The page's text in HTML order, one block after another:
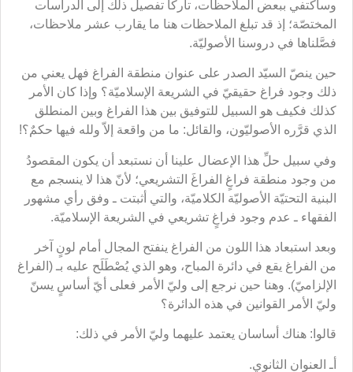
وسأكتفي ببعض الملاحظات، تاركاً تفصيل ذلك إلى الدراسات
المختصّة؛ إذ قد تبلغ الملاحظات هنا ما يقارب عشر ملاحظات،
فصَّلناها في دروسنا الأصوليّة.
حين ينصّ السيّد الصدر على عنوان منطقة الفراغ فهل يعني من
ذلك وجود فراغ حقيقيّ في الشريعة الإسلاميّة؟ وإذا كان الأمر
كذلك فكيف هو السبيل للتوفيق بين هذا الفراغ وبين المنطلق
الذي قرَّره الأصوليّون، والقائل: ما من واقعة إلاّ ولله فيها حكمٌ؟!
وفي سبيل حلِّ هذا الإعضال علينا أن نستبعد أن يكون المقصودُ
من وجود منطقة فراغٍ الفراغَ التشريعي؛ لأنّ هذا لا ينسجم مع
البنية التحتيّة الأصوليّة الكلاميّة، والتي أثبتت ـ وفق رأي مشهور
الفقهاء ـ عدم وجود فراغٍ تشريعي في الشريعة الإسلاميّة.
وبعد استبعاد هذا اللون من الفراغ ينفتح المجال أمام لونٍ آخر
من الفراغ يقع في دائرة المباح، وهو الذي يُصْطَلَح عليه بـ (الفراغ
الإلزاميّ). وهنا حين نرجع إلى وليّ الأمر فعلى أيّ أساسٍ يسنّ
وليّ الأمر القوانين في هذه الدائرة؟
قالوا: هناك أساسان يعتمد عليهما وليّ الأمر في ذلك:
أـ العنوان الثانوي.